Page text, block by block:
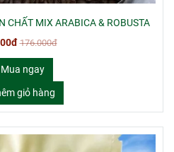
CHẤT MIX ARABICA & ROBUSTA
176.000đ
Mua ngay
giỏ hàng